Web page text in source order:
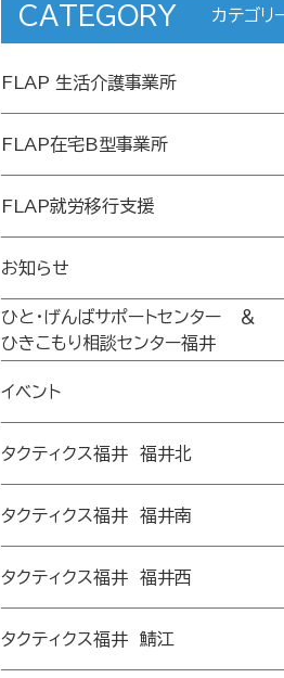
CATEGORY カテゴリ
FLAP 生活介護事業所
FLAP在宅B型事業所
FLAP就労移行支援
お知らせ
ひと・げんばサポートセンター ＆
ひきこもり相談センター福井
イベント
タクティクス福井 福井北
タクティクス福井 福井南
タクティクス福井 福井西
タクティクス福井 鯖江